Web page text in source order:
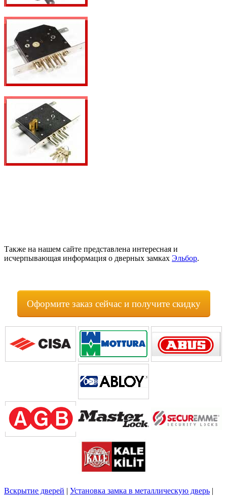
Также на нашем сайте представлена интересная и
исчерпывающая информация о дверных замках Эльбор.
Оформите заказ сейчас и получите скидку
Вскрытие дверей | Установка замка в металлическую дверь |